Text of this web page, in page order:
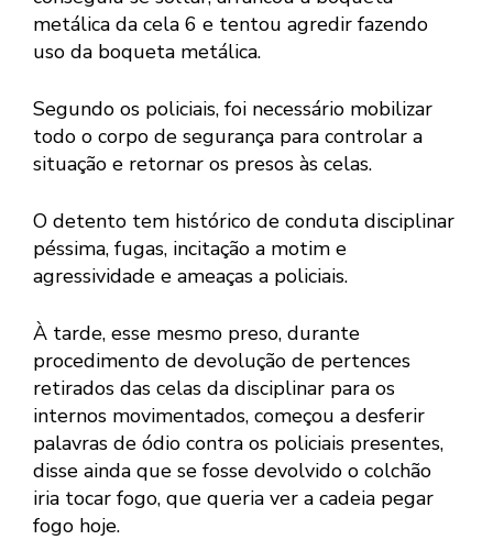
metálica da cela 6 e tentou agredir fazendo
uso da boqueta metálica.
Segundo os policiais, foi necessário mobilizar
todo o corpo de segurança para controlar a
situação e retornar os presos às celas.
O detento tem histórico de conduta disciplinar
péssima, fugas, incitação a motim e
agressividade e ameaças a policiais.
À tarde, esse mesmo preso, durante
procedimento de devolução de pertences
retirados das celas da disciplinar para os
internos movimentados, começou a desferir
palavras de ódio contra os policiais presentes,
disse ainda que se fosse devolvido o colchão
iria tocar fogo, que queria ver a cadeia pegar
fogo hoje.